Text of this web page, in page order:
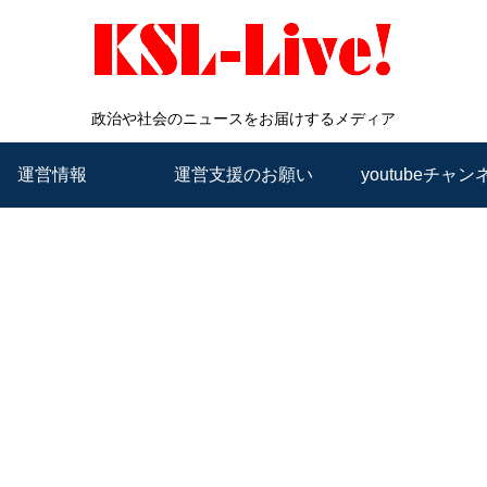
政治や社会のニュースをお届けするメディア
運営情報 運営支援のお願い youtubeチャン